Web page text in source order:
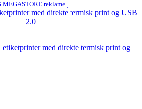
MEGASTORE reklame
med direkte termisk print og